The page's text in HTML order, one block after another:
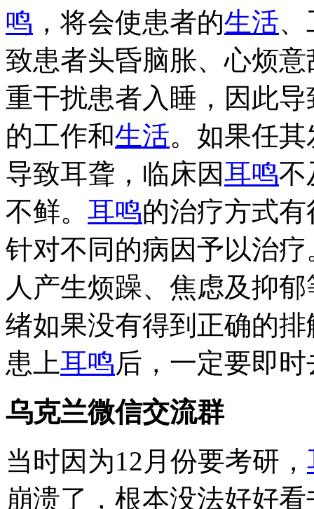
鸣 ，将会使患者的生活
致患者头昏脑胀、心烦
重干扰患者入睡，因此
的工作和生活。如果任
导致耳聋，临床因耳鸣不
不鲜。 耳鸣的治疗方式
针对不同的病因予以治疗
人产生烦躁、焦虑及抑
绪如果没有得到正确的
患上耳鸣后，一定要即
乌克兰微信交流群
当时因为12月份要考研，
崩溃了，根本没法好好